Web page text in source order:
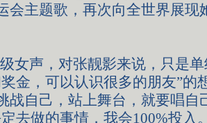
会主题歌，再次向全世界展现
女声，对张靓影来说，只是
金，可以认识很多的朋友”的
战自己，站上舞台，就要唱自
去做的事情，我会100%投入